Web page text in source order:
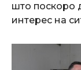
што поскоро
интерес на